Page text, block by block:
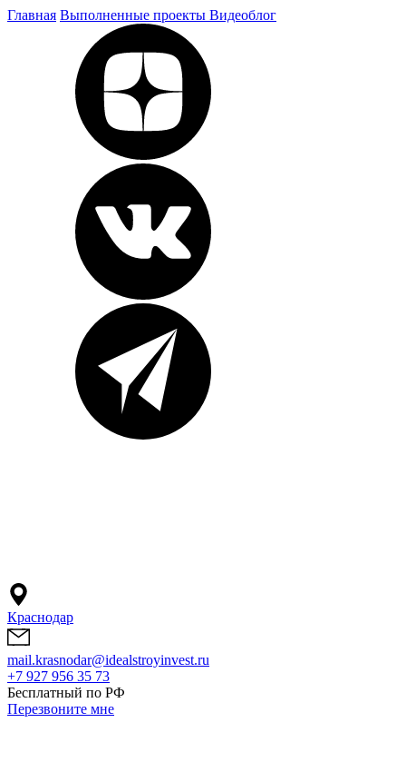
Главная Выполненные проекты Видеоблог
Краснодар
mail.krasnodar@idealstroyinvest.ru
+7 927 956 35 73
Бесплатный по РФ
Перезвоните мне